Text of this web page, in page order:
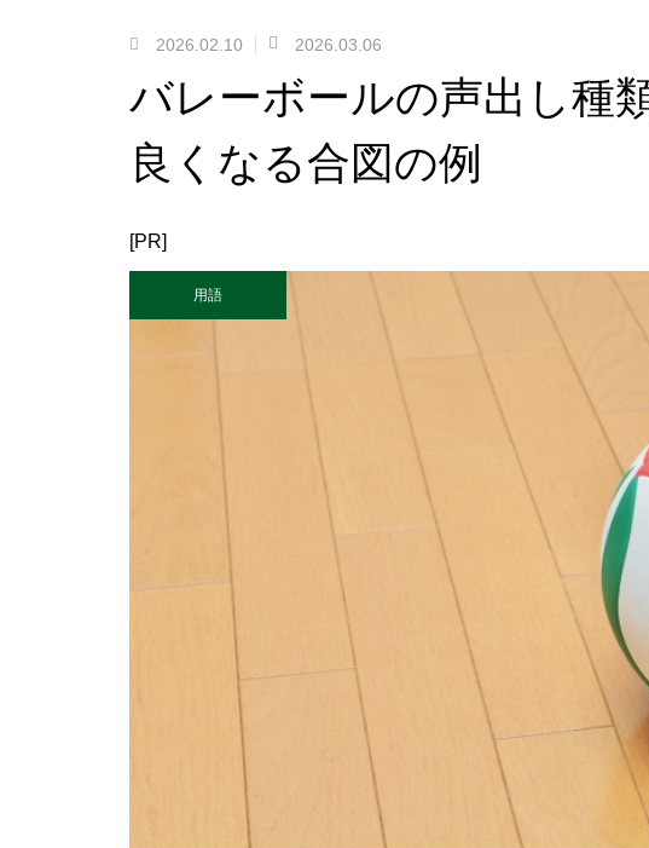
2026.02.10 2026.03.06
バレーボールの声出し種
良くなる合図の例
[PR]
用語